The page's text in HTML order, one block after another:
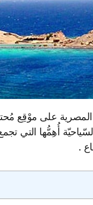
أُهِمُّها التي
.